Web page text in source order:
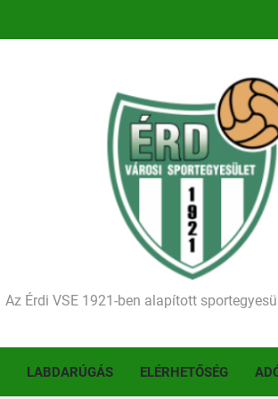
Ellenfelünk
Történelmet írt az I. Érdi
Az Érdi VSE 1921-ben alapított
LABDARÚGÁS ELÉRHETŐSÉG